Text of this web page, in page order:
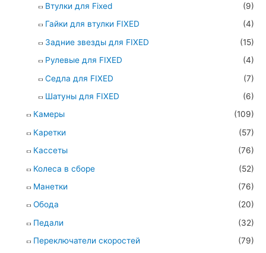
Втулки для Fixed
(9)
Гайки для втулки FIXED
(4)
Задние звезды для FIXED
(15)
Рулевые для FIXED
(4)
Седла для FIXED
(7)
Шатуны для FIXED
(6)
Камеры
(109)
Каретки
(57)
Кассеты
(76)
Колеса в сборе
(52)
Манетки
(76)
Обода
(20)
Педали
(32)
Переключатели скоростей
(79)